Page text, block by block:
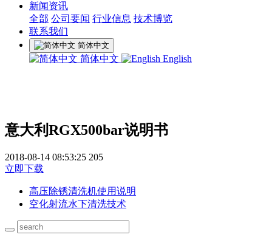
新闻资讯
全部 公司要闻 行业信息 技术博览
联系我们
简体中文
简体中文 English
意大利RGX500bar说明书
2018-08-14 08:53:25 205
立即下载
高压除锈清洗机使用说明
空化射流水下清洗技术